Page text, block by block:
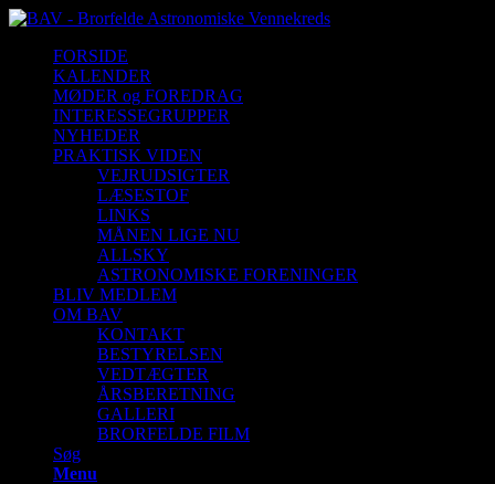
FORSIDE
KALENDER
MØDER og FOREDRAG
INTERESSEGRUPPER
NYHEDER
PRAKTISK VIDEN
VEJRUDSIGTER
LÆSESTOF
LINKS
MÅNEN LIGE NU
ALLSKY
ASTRONOMISKE FORENINGER
BLIV MEDLEM
OM BAV
KONTAKT
BESTYRELSEN
VEDTÆGTER
ÅRSBERETNING
GALLERI
BRORFELDE FILM
Søg
Menu